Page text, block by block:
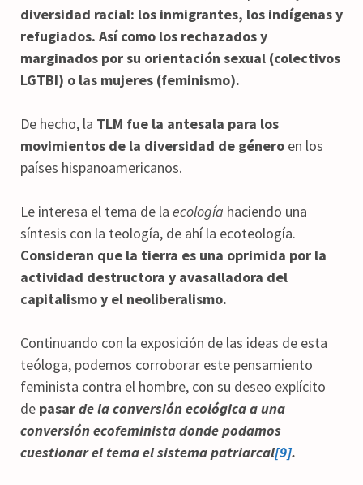
diversidad racial: los inmigrantes, los indígenas y
refugiados. Así como los rechazados y
marginados por su orientación sexual (colectivos
LGTBI) o las mujeres (feminismo).
De hecho, la TLM fue la antesala para los
movimientos de la diversidad de género en los
países hispanoamericanos.
Le interesa el tema de la ecología haciendo una
síntesis con la teología, de ahí la ecoteología.
Consideran que la tierra es una oprimida por la
actividad destructora y avasalladora del
capitalismo y el neoliberalismo.
Continuando con la exposición de las ideas de esta
teóloga, podemos corroborar este pensamiento
feminista contra el hombre, con su deseo explícito
de pasarde la conversión ecológica a una
conversión ecofeminista donde podamos
cuestionar el tema el sistema patriarcal[9].